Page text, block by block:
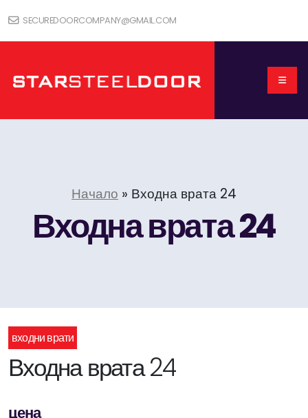
SECUREDOORCOMPANY@GMAIL.COM
Начало » Входна врата 24
Входна врата 24
входни врати
Входна врата 24
цена